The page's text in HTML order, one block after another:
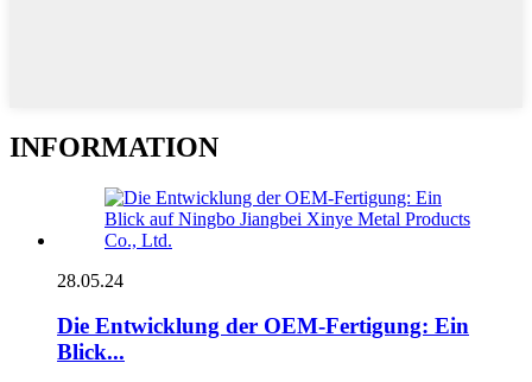
INFORMATION
28.05.24
Die Entwicklung der OEM-Fertigung: Ein
Blick...